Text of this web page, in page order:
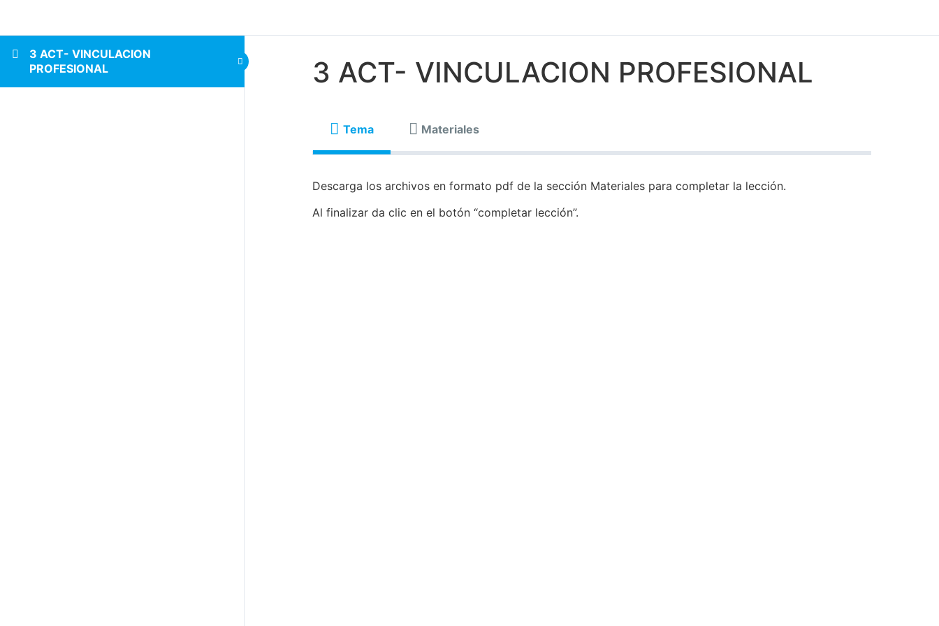
3 ACT- VINCULACION
PROFESIONAL
3 ACT- VINCULACION PROFESIONAL
Tema Materiales
Descarga los archivos en formato pdf de la sección Materiales para completar la lección.
Al finalizar da clic en el botón “completar lección”.